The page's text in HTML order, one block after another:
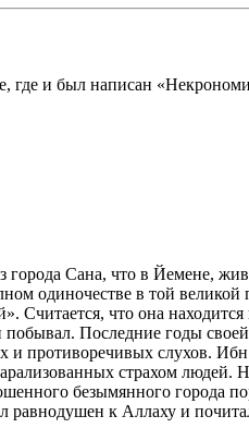
где и был написан
Сана, что в Йемене,
одиночестве в той
Считается, что она
побывал. Последние годы
и противоречивых слухов.
страхом
безымянного
равнодушен к Аллаху и